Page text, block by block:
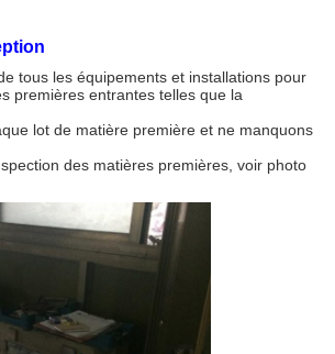
tous les équipements et installations pour
premières entrantes telles que la
lot de matière première et ne manquons
des matières premières, voir photo